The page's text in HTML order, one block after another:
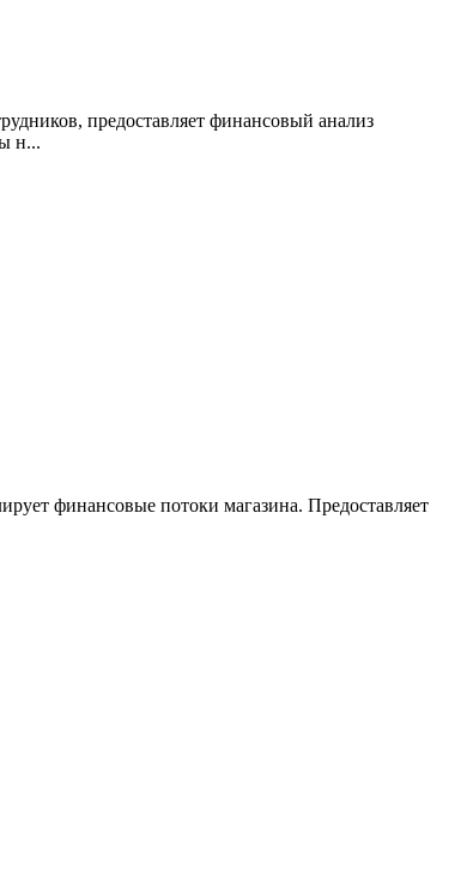
предоставляет финансовый анализ
н...
финансовые потоки магазина. Предоставляет